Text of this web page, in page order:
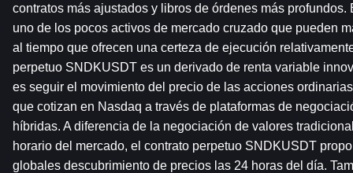
contratos más ajustados y libros de órdenes más
uno de los pocos activos de mercado cruzado que pueden
al tiempo que ofrecen una certeza de ejecución
perpetuo SNDKUSDT es un derivado de renta variable
es seguir el movimiento del precio de las acciones
que cotizan en Nasdaq a través de plataformas de
híbridas. A diferencia de la negociación de valores
horario del mercado, el contrato perpetuo SNDKUSDT
globales descubrimiento de precios las 24 horas del día.